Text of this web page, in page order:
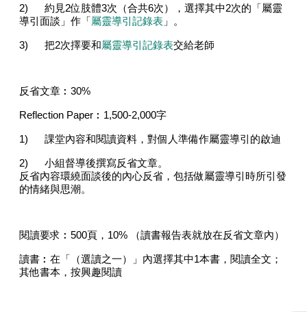
2) 約見2位肢體3次（合共6次），選擇其中2次的「屬靈
導引面談」作「 屬靈導引記錄表 」。
3) 把2次擇要和屬靈導引記錄表交給老師
反省文章︰30%
Reflection Paper ︰ 1,500-2,000字
1) 課堂內容和閱讀資料，對個人準備作屬靈導引的啟迪
2) 小組督導後撰寫反省文章。
反省內容環繞面談後的內心反省，包括做屬靈導引時所引發
的情緒與思潮。
閱讀要求︰ 500頁， 10% （讀書報告表就放在反省文章內）
讀書︰在「（選讀之一）」內選擇其中1本書，閱讀全文；
其他書本，按興趣閱讀